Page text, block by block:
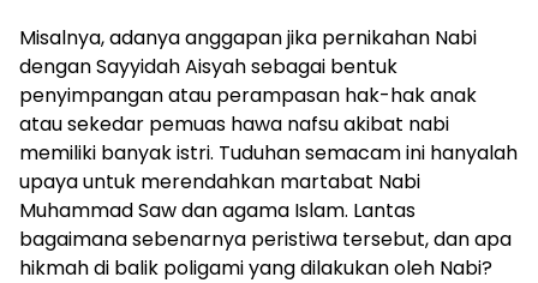
Misalnya, adanya anggapan jika pernikahan Nabi
dengan Sayyidah Aisyah sebagai bentuk
penyimpangan atau perampasan hak-hak anak
atau sekedar pemuas hawa nafsu akibat nabi
memiliki banyak istri. Tuduhan semacam ini hanyalah
upaya untuk merendahkan martabat Nabi
Muhammad Saw dan agama Islam. Lantas
bagaimana sebenarnya peristiwa tersebut, dan apa
hikmah di balik poligami yang dilakukan oleh Nabi?